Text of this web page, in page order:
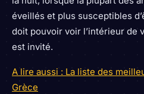
éveillés et plus susceptibles
doit pouvoir voir l’intérieur de
est invité.
A lire aussi : La liste des
Grèce